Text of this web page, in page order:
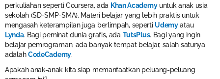
perkuliahan seperti Coursera, ada Khan Academyuntuk anak usia
sekolah (SD-SMP-SMA). Materi belajar yang lebih praktis untuk
mengasah keterampilan juga berlimpah, sepertiUdemy atau
Lynda. Bagi peminat dunia grafis, ada TutsPlus. Bagi yang ingin
belajar pemrograman, ada banyak tempat belajar, salah satunya
adalahCodeCademy.
Apakah anak-anak kita siap memanfaatkan peluang-peluang